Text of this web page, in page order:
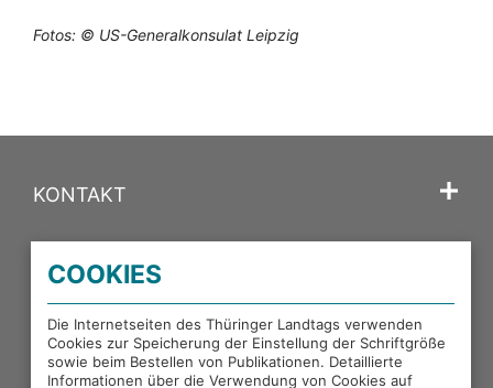
Fotos: © US-Generalkonsulat Leipzig
KONTAKT
PORTALE DES THÜRINGER LANDTAGS
EXTERNE LINKS
COOKIES
Die Internetseiten des Thüringer Landtags verwenden
Cookies zur Speicherung der Einstellung der Schriftgröße
sowie beim Bestellen von Publikationen. Detaillierte
Informationen über die Verwendung von Cookies auf